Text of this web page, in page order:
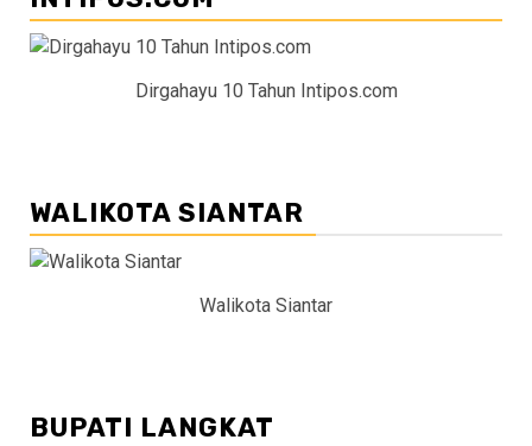
Dirgahayu 10 Tahun Intipos.com
WALIKOTA SIANTAR
Walikota Siantar
BUPATI LANGKAT